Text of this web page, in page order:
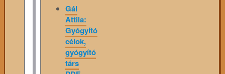
Gál
Attila:
Gyógyító
célok,
gyógyító
társ